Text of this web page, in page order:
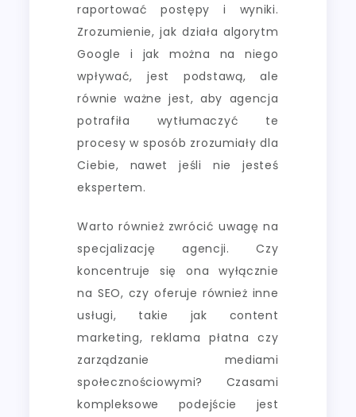
raportować postępy i wyniki.
Zrozumienie, jak działa algorytm
Google i jak można na niego
wpływać, jest podstawą, ale
równie ważne jest, aby agencja
potrafiła wytłumaczyć te
procesy w sposób zrozumiały dla
Ciebie, nawet jeśli nie jesteś
ekspertem.
Warto również zwrócić uwagę na
specjalizację agencji. Czy
koncentruje się ona wyłącznie
na SEO, czy oferuje również inne
usługi, takie jak content
marketing, reklama płatna czy
zarządzanie mediami
społecznościowymi? Czasami
kompleksowe podejście jest